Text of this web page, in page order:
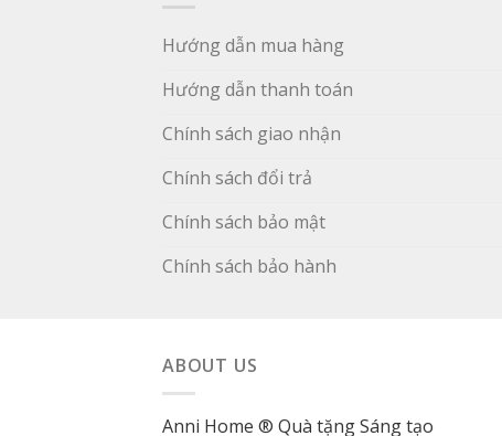
Hướng dẫn mua hàng
Hướng dẫn thanh toán
Chính sách giao nhận
Chính sách đổi trả
Chính sách bảo mật
Chính sách bảo hành
ABOUT US
Anni Home ® Quà tặng Sáng tạo